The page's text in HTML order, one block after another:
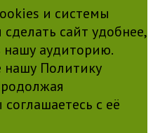
и системы
сайт удобнее,
аудиторию.
нашу Политику
с её